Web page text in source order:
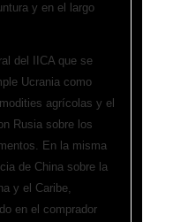
y en el largo
del IICA que se
Ucrania como
agrícolas y el
Rusia sobre los
En la misma
de China sobre la
y el Caribe,
en el comprador